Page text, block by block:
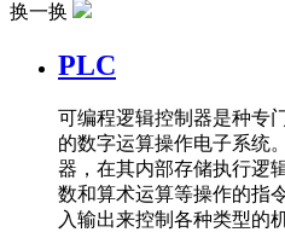
换一换
PLC
可编程逻辑控制器是种专
的数字运算操作电子系统
器，在其内部存储执行逻
数和算术运算等操作的指
入输出来控制各种类型的